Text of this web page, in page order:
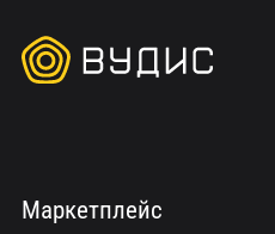
Маркетплейс